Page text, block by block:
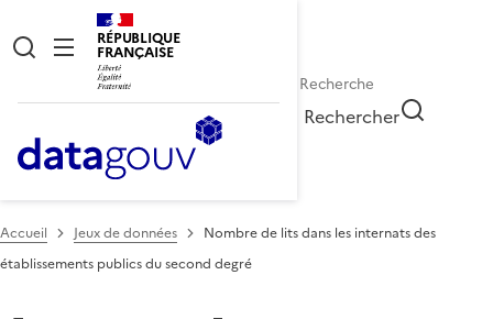
RÉPUBLIQUE
FRANÇAISE
Rechercher
Accueil Jeux de données
Nombre de lits dans les internats des
établissements publics du second degré